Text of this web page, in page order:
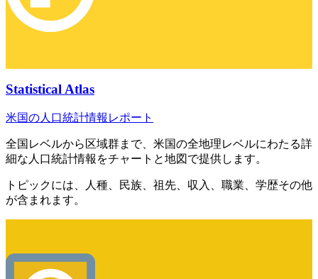
Statistical Atlas
米国の人口統計情報レポート
全国レベルから区域群まで、米国の全地理レベルにわたる詳
細な人口統計情報をチャートと地図で提供します。
トピックには、人種、民族、祖先、収入、職業、学歴その他
が含まれます。